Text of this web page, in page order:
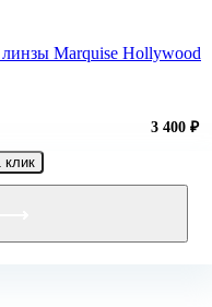
Marquise Hollywood
3 400 ₽
клик